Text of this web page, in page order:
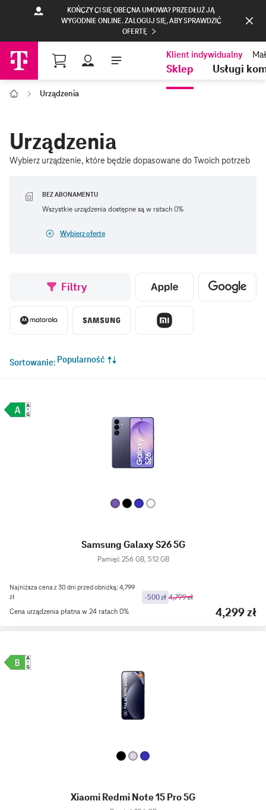
KOŃCZY CI SIĘ OBECNA UMOWA? PRZEDŁUŻ JĄ
WYGODNIE ONLINE. ZALOGUJ SIĘ, ABY SPRAWDZIĆ
OFERTĘ
Profil
Sklep Usługi
T-Mobile Polska
Urządzenia
Urządzenia
Wybierz urządzenie, które będzie dopasowane do Twoich potrzeb
BEZ ABONAMENTU
Wszystkie urządzenia dostępne są w ratach 0%
Wybierz ofertę
Filtry
Sortowanie Popularność
Samsung Galaxy S26 5G
Pamięć 256 GB, 512 GB
Najniższa cena z 30 dni przed obniżką: 4,799
zł
Cena urządzenia płatna w 24 ratach 0%
-500 zł 4,799 zł
4,299 zł
Xiaomi Redmi Note 15 Pro 5G